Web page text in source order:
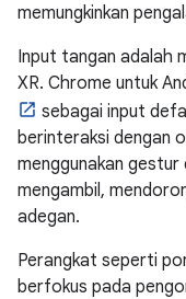
memungkinkan
Input tangan adalah
XR. Chrome untuk
sebagai input
berinteraksi dengan
menggunakan
mengambil,
adegan.
Perangkat seperti
berfokus pada